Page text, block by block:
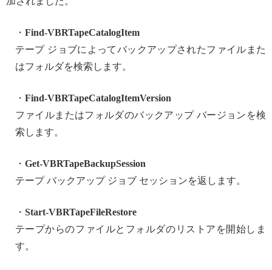
・ Find-VBRTapeCatalogItem
テープ ジョブによってバックアップされたファイルまた
はフォルダを検索します。
・ Find-VBRTapeCatalogItemVersion
ファイルまたはフォルダのバックアップ バージョンを検
索します。
・ Get-VBRTapeBackupSession
テープ バックアップ ジョブ セッションを返します。
・ Start-VBRTapeFileRestore
テープからのファイルとフォルダのリストアを開始しま
す。